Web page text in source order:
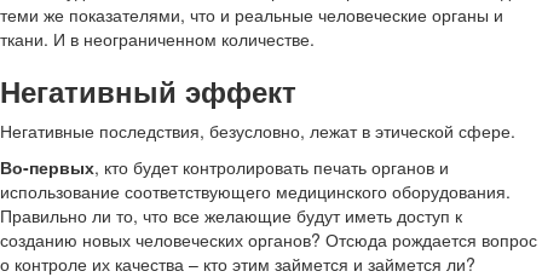
теми же показателями, что и реальные человеческие органы и
ткани. И в неограниченном количестве.
Негативный эффект
Негативные последствия, безусловно, лежат в этической сфере.
Во-первых, кто будет контролировать печать органов и
использование соответствующего медицинского оборудования.
Правильно ли то, что все желающие будут иметь доступ к
созданию новых человеческих органов? Отсюда рождается вопрос
о контроле их качества – кто этим займется и займется ли?